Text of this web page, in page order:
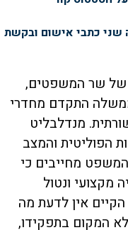
שני כתבי אישום ובקשת
של שר המשפטים,
התקדם מחדרי
מנדלבליט
הפוליטית והמצב
מחייבים כי
מקצועי ונטול
אין לדעת מה
המקום בתפקידו,